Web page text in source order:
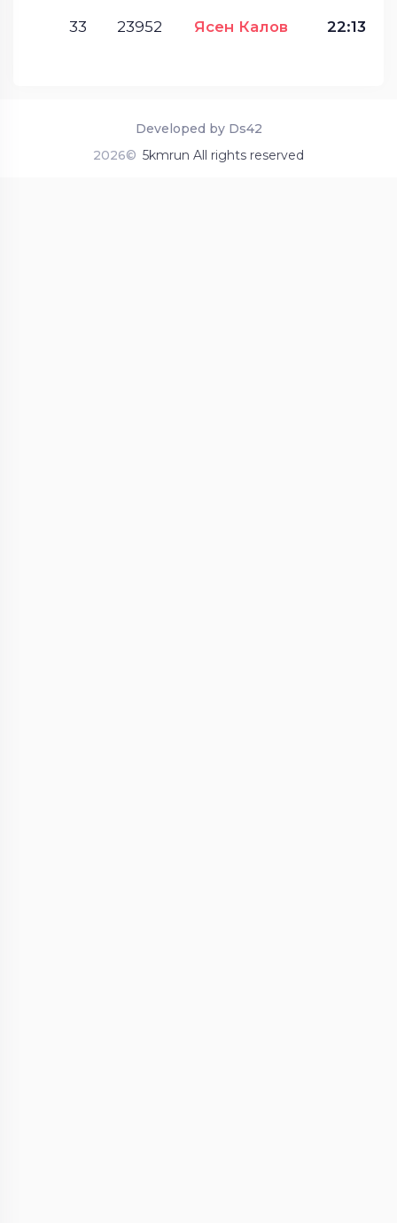
33 23952 Ясен Калов 22:13
2026© 5kmrun All rights reserved
Developed by Ds42